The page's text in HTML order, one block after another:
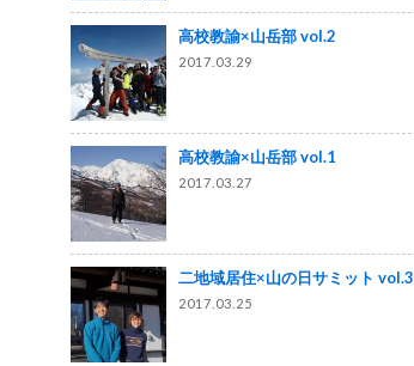
高校教諭×山岳部 vol.2
2017.03.29
高校教諭×山岳部 vol.1
2017.03.27
二地域居住×山の日サミット vol.3
2017.03.25